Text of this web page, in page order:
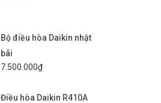
Bộ điều hòa Daikin nhật
bãi
7.500.000₫
Điều hòa Daikin R410A